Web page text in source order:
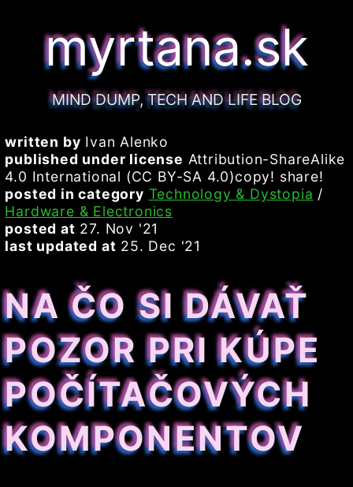
myrtana.sk
MIND DUMP, TECH AND LIFE BLOG
written by Ivan Alenko
published under license Attribution-ShareAlike
4.0 International (CC BY-SA 4.0)copy! share!
posted in category Technology & Dystopia /
Hardware & Electronics
posted at 27. Nov '21
last updated at 25. Dec '21
NA ČO SI DÁVAŤ
POZOR PRI KÚPE
POČÍTAČOVÝCH
KOMPONENTOV